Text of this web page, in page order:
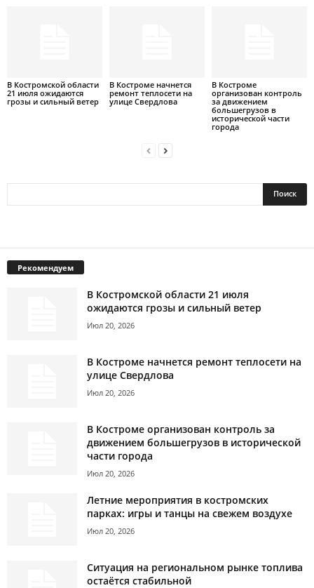
В Костромской области
21 июля ожидаются
грозы и сильный ветер
В Костроме начнется
ремонт теплосети на
улице Свердлова
В Костроме
организован контроль
за движением
большегрузов в
исторической части
города
Рекомендуем
В Костромской области 21 июля
ожидаются грозы и сильный ветер
Июл 20, 2026
В Костроме начнется ремонт теплосети на
улице Свердлова
Июл 20, 2026
В Костроме организован контроль за
движением большегрузов в исторической
части города
Июл 20, 2026
Летние мероприятия в костромских
парках: игры и танцы на свежем воздухе
Июл 20, 2026
Ситуация на региональном рынке топлива
остаётся стабильной